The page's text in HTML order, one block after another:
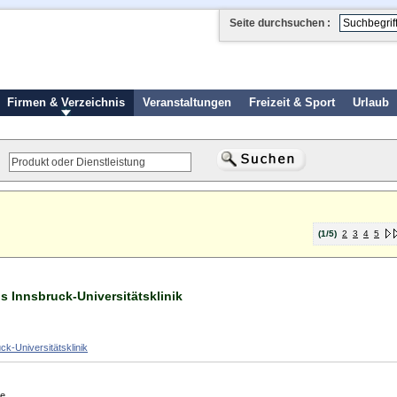
Seite durchsuchen :
Firmen & Verzeichnis Veranstaltungen Freizeit & Sport Urlaub
(1/5) 2 3 4 5
Innsbruck-Universitätsklinik
Universitätsklinik